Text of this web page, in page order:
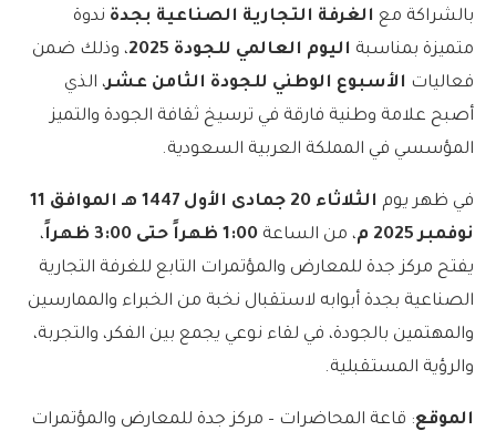
بالشراكة مع الغرفة التجارية الصناعية بجدة ندوة
متميزة بمناسبة اليوم العالمي للجودة 2025
، وذلك ضمن
فعاليات الأسبوع الوطني للجودة الثامن عشر، الذي
أصبح علامة وطنية فارقة في ترسيخ ثقافة الجودة والتميز
المؤسسي في المملكة العربية السعودية.
في ظهر يوم
الثلاثاء 20 جمادى الأول 1447 هـ الموافق 11
نوفمبر 2025 م
، من الساعة 1:00 ظهراً حتى 3:00 ظهراً
،
يفتح مركز جدة للمعارض والمؤتمرات التابع للغرفة التجارية
الصناعية بجدة أبوابه لاستقبال نخبة من الخبراء والممارسين
والمهتمين بالجودة، في لقاء نوعي يجمع بين الفكر، والتجربة،
والرؤية المستقبلية.
الموقع: قاعة المحاضرات – مركز جدة للمعارض والمؤتمرات